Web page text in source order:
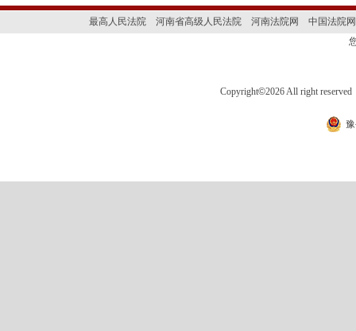
最高人民法院 河南省高级人民法院 河南法院网
中国法院网
Copyright©2026 All right